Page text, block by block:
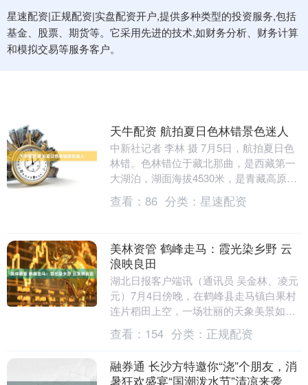
星速配资|正规配资|实盘配资开户,提供多种类型的投资服务,包括
基金、股票、期货等。它采用先进的技术,如财务分析、财务计算
和模拟交易等服务客户。
天牛配资 航拍夏日色林错景色迷人
中新社记者 李林 摄 7月5日，航拍夏日色
林错。色林错位于藏北那曲，是西藏第一
大湖泊，湖面海拔4530米，是青藏高原形
成过程中产生的一个构造湖。夏日清晨，
阳光洒....
查看： 86 分类： 星速配资
美林资管 鹤峰走马：霞光染乡野 云
浪映良田
湖北日报客户端讯（通讯员 吴金林、凌元
元）7月4日傍晚，在鹤峰县走马镇白果村
连片稻田上空，一场壮丽的天象美景如期
上演。漫天鱼鳞云被落日点燃，化作漫天
烈火红霞，青....
查看： 154 分类： 正规配资
融券通 长沙方特邀你“浇”个朋友，消
暑狂欢盛宴“国潮泼水节”清凉来袭